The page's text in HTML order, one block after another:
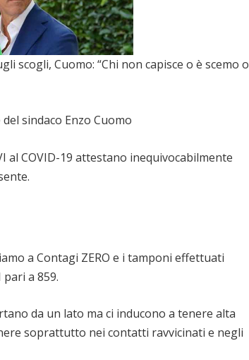
scogli, Cuomo: “Chi non capisce o è scemo o
sindaco Enzo Cuomo
al COVID-19 attestano inequivocabilmente
a Contagi ZERO e i tamponi effettuati
a 859.
da un lato ma ci inducono a tenere alta
soprattutto nei contatti ravvicinati e negli